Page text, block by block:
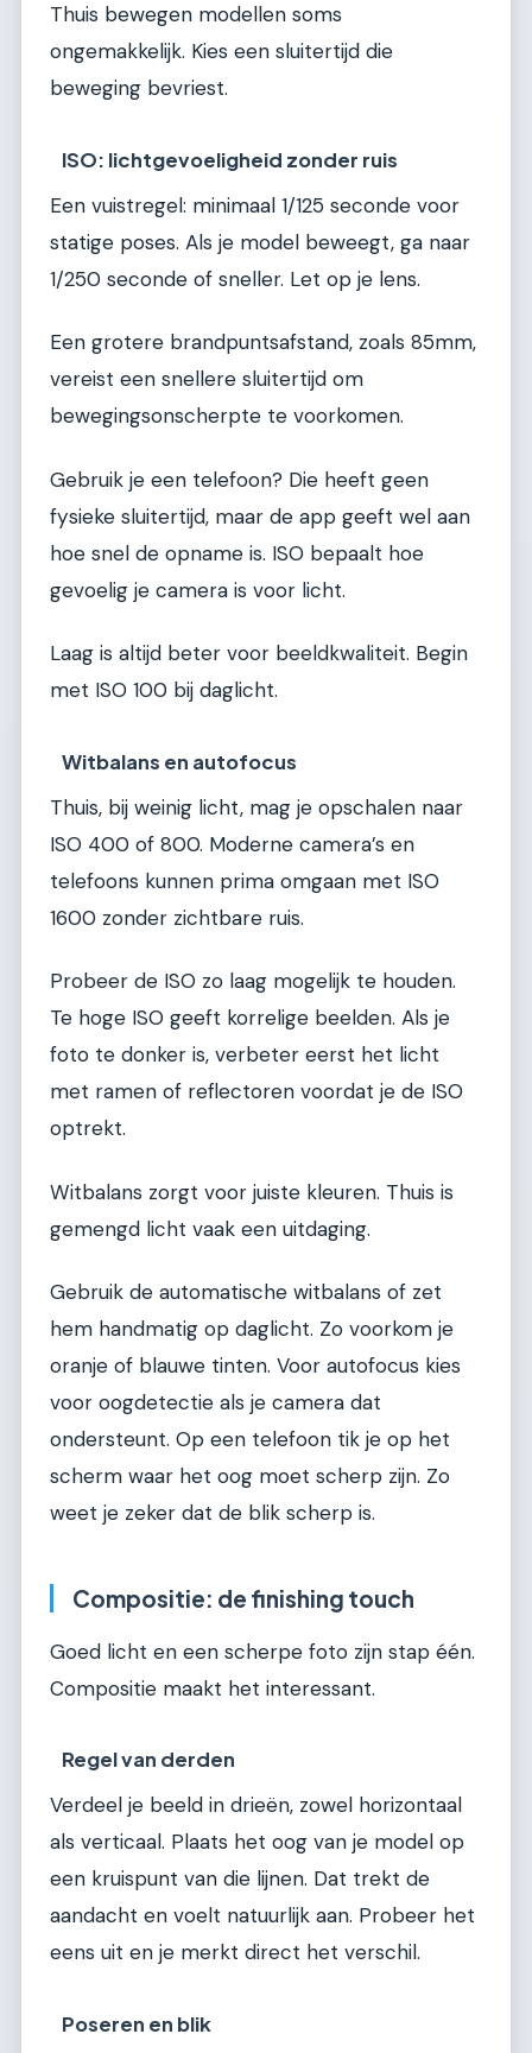
Thuis bewegen modellen soms
ongemakkelijk. Kies een sluitertijd die
beweging bevriest.
ISO: lichtgevoeligheid zonder ruis
Een vuistregel: minimaal 1/125 seconde voor
statige poses. Als je model beweegt, ga naar
1/250 seconde of sneller. Let op je lens.
Een grotere brandpuntsafstand, zoals 85mm,
vereist een snellere sluitertijd om
bewegingsonscherpte te voorkomen.
Gebruik je een telefoon? Die heeft geen
fysieke sluitertijd, maar de app geeft wel aan
hoe snel de opname is. ISO bepaalt hoe
gevoelig je camera is voor licht.
Laag is altijd beter voor beeldkwaliteit. Begin
met ISO 100 bij daglicht.
Witbalans en autofocus
Thuis, bij weinig licht, mag je opschalen naar
ISO 400 of 800. Moderne camera’s en
telefoons kunnen prima omgaan met ISO
1600 zonder zichtbare ruis.
Probeer de ISO zo laag mogelijk te houden.
Te hoge ISO geeft korrelige beelden. Als je
foto te donker is, verbeter eerst het licht
met ramen of reflectoren voordat je de ISO
optrekt.
Witbalans zorgt voor juiste kleuren. Thuis is
gemengd licht vaak een uitdaging.
Gebruik de automatische witbalans of zet
hem handmatig op daglicht. Zo voorkom je
oranje of blauwe tinten. Voor autofocus kies
voor oogdetectie als je camera dat
ondersteunt. Op een telefoon tik je op het
scherm waar het oog moet scherp zijn. Zo
weet je zeker dat de blik scherp is.
Compositie: de finishing touch
Goed licht en een scherpe foto zijn stap één.
Compositie maakt het interessant.
Regel van derden
Verdeel je beeld in drieën, zowel horizontaal
als verticaal. Plaats het oog van je model op
een kruispunt van die lijnen. Dat trekt de
aandacht en voelt natuurlijk aan. Probeer het
eens uit en je merkt direct het verschil.
Poseren en blik